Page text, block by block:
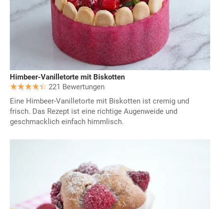
Himbeer-Vanilletorte mit Biskotten
221 Bewertungen
Eine Himbeer-Vanilletorte mit Biskotten ist cremig und
frisch. Das Rezept ist eine richtige Augenweide und
geschmacklich einfach himmlisch.